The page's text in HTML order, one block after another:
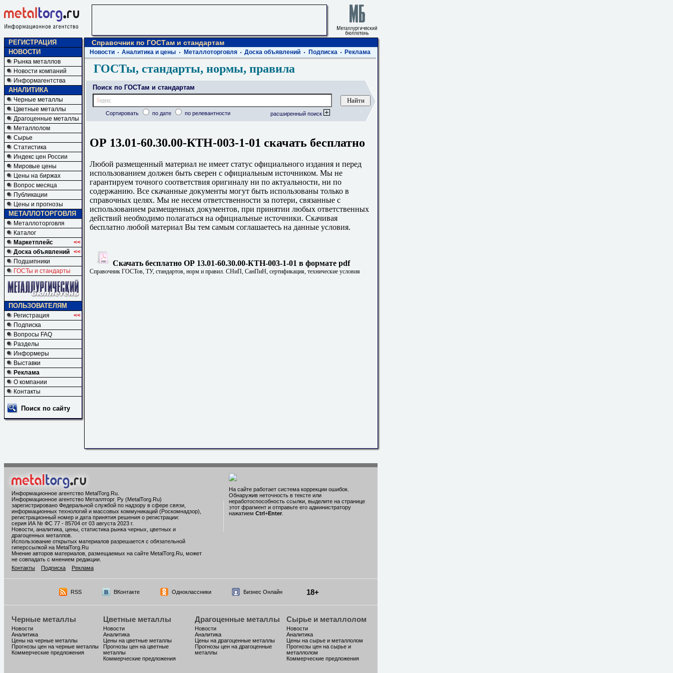
РЕГИСТРАЦИЯ
НОВОСТИ
Рынка металлов
Новости компаний
Информагентства
АНАЛИТИКА
Черные металлы
Цветные металлы
Драгоценные металлы
Металлолом
Сырье
Статистика
Индекс цен России
Мировые цены
Цены на биржах
Вопрос месяца
Публикации
Цены и прогнозы
МЕТАЛЛОТОРГОВЛЯ
Металлоторговля
Каталог
Маркетплейс
<<
Доска объявлений <<
Подшипники
ГОСТы и стандарты
ПОЛЬЗОВАТЕЛЯМ
Регистрация
<<
Подписка
Вопросы FAQ
Разделы
Информеры
Выставки
Реклама
О компании
Контакты
Поиск по сайту
Справочник по ГОСТам и стандартам
Новости Аналитика и цены Металлоторговля Доска объявлений Подписка Реклама
ГОСТы, стандарты, нормы, правила
Поиск по ГОСТам и стандартам
Сортировать по дате по релевантности расширенный поиск
ОР 13.01-60.30.00-КТН-003-1-01 скачать бесплатно
Любой размещенный материал не имеет статус официального издания и перед
использованием должен быть сверен с официальным источником. Мы не
гарантируем точного соответствия оригиналу ни по актуальности, ни по
содержанию. Все скачанные документы могут быть использованы только в
справочных целях. Мы не несем ответственности за потери, связанные с
использованием размещенных документов, при принятии любых ответственных
действий необходимо полагаться на официальные источники. Скачивая
бесплатно любой материал Вы тем самым соглашаетесь на данные условия.
Скачать бесплатно ОР 13.01-60.30.00-КТН-003-1-01 в формате pdf
Справочник ГОСТов, ТУ, стандартов, норм и правил. СНиП, СанПиН, сертификация, технические условия
Информационное агентство MetalTorg.Ru
Информационное агентство Металлторг. Ру (MetalTorg.Ru)
зарегистрировано Федеральной службой по надзору в сфере связи,
информационных технологий и массовых коммуникаций (Роскомнадзор),
регистрационный номер и дата принятия решения о регистрации:
серия ИА № ФС 77 - 85704 от 03 августа 2023 г.
Новости, аналитика, цены, статистика рынка черных, цветных и
драгоценных металлов.
Использование открытых материалов разрешается с обязательной
гиперссылкой на MetalTorg.Ru
Мнение авторов материалов, размещаемых на сайте MetalTorg.Ru, может
не совпадать с мнением редакции.
Контакты
Подписка Реклама
На сайте работает система коррекции ошибок.
Обнаружив неточность в тексте или
неработоспособность ссылки, выделите на странице
этот фрагмент и отправьте его администратору
нажатием Ctrl+Enter
RSS ВКонтакте Одноклассники Бизнес Онлайн 18+
Черные металлы
Новости
Аналитика
Цены на черные металлы
Прогнозы цен на черные металлы
Коммерческие предложения
Цветные металлы
Новости
Аналитика
Цены на цветные металлы
Прогнозы цен на цветные
металлы
Коммерческие предложения
Драгоценные металлы
Новости
Аналитика
Цены на драгоценные металлы
Прогнозы цен на драгоценные
металлы
Сырье и металлолом
Новости
Аналитика
Цены на сырье и металлолом
Прогнозы цен на сырье и
металлолом
Коммерческие предложения